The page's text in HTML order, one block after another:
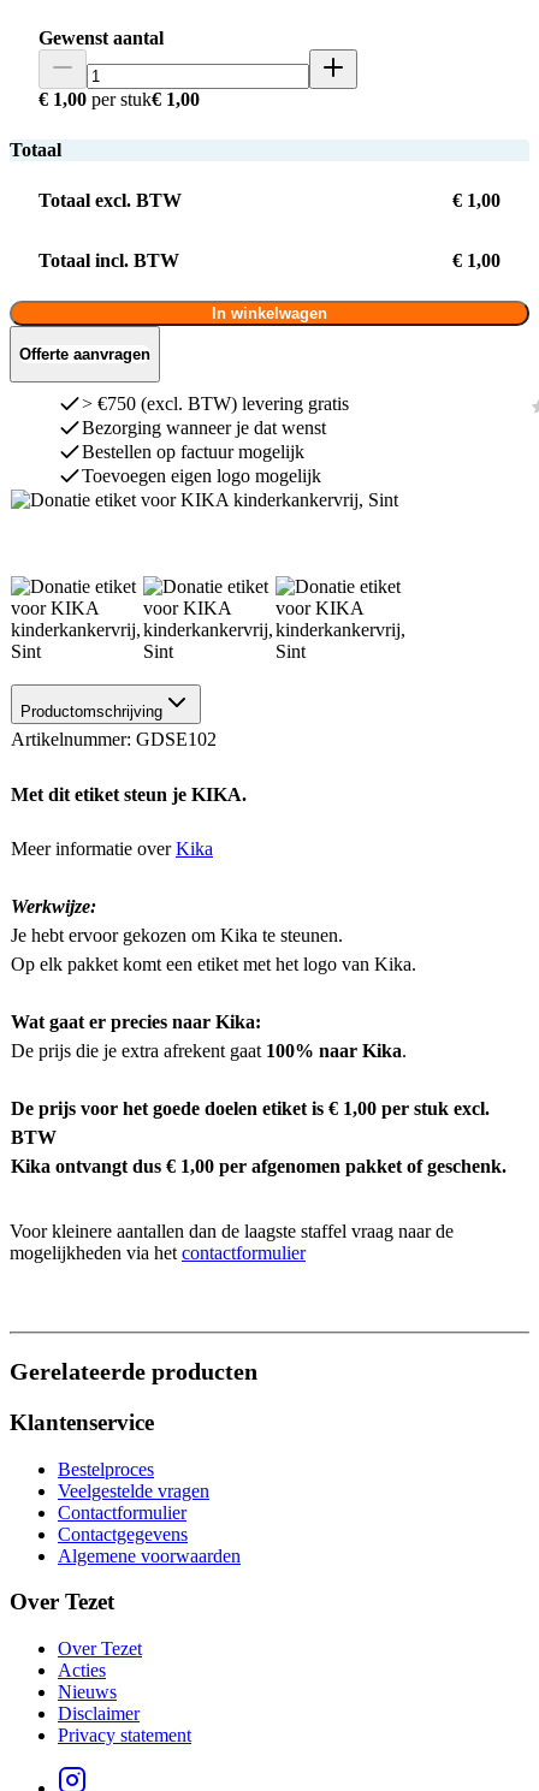
Gewenst aantal
€ 1,00 per stuk€ 1,00
Totaal
Totaal excl. BTW € 1,00
Totaal incl. BTW € 1,00
In winkelwagen
Offerte aanvragen
> €750 (excl. BTW) levering gratis
Bezorging wanneer je dat wenst
Bestellen op factuur mogelijk
Toevoegen eigen logo mogelijk
Productomschrijving
Artikelnummer: GDSE102
Met dit etiket steun je KIKA.
Meer informatie overKika
Werkwijze:
Je hebt ervoor gekozen om Kika te steunen.
Op elk pakket komt een etiket met het logo van Kika.
Wat gaat er precies naar Kika:
De prijs die je extra afrekent gaat 100% naar Kika.
De prijs voor het goede doelen etiket is € 1,00 per stuk excl.
BTW
Kika ontvangt dus € 1,00 per afgenomen pakket of geschenk.
Voor kleinere aantallen dan de laagste staffel vraag naar de
mogelijkheden via het contactformulier
Gerelateerde producten
Klantenservice
Bestelproces
Veelgestelde vragen
Contactformulier
Contactgegevens
Algemene voorwaarden
Over Tezet
Over Tezet
Acties
Nieuws
Disclaimer
Privacy statement